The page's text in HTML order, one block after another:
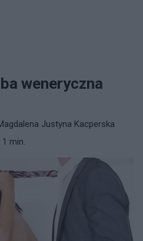
weneryczna
Justyna Kacperska
min.